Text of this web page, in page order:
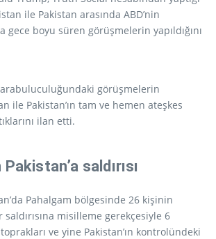
ile Pakistan arasında ABD’nin
boyu süren görüşmelerin yapıldığını
görüşmelerin
ile Pakistan’ın tam ve hemen ateşkes
ilan etti.
saldırısı
Pahalgam bölgesinde 26 kişinin
misilleme gerekçesiyle 6
toprakları ve yine Pakistan’ın kontrolündeki